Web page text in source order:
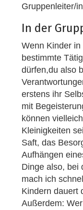
Gruppenleiter/
In der
Wenn Kinder
bestimmte
dürfen,du also
erstens ihr
mit
können
Kleinigkeiten
Saft, das
Aufhängen
Dinge also, bei
mach ich
Kindern dauert
Außerdem: